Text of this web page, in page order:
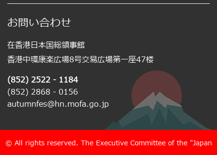
お問い合わせ
在香港日本国総領事館
香港中環康楽広場8号交易広場第一座47楼
(852) 2522 - 1184
(852) 2868 - 0156
autumnfes@hn.mofa.go.jp
© All rights reserved. The Executive Committee of the "Japan